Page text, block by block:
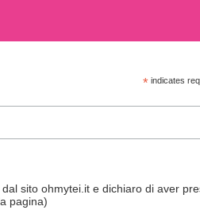
* indicates
sito ohmytei.it e dichiaro di aver
pagina)